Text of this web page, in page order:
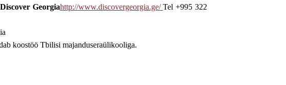
Georgiahttp://www.discovergeorgia.ge/Tel +995 322
koostöö Tbilisi majanduseraülikooliga.